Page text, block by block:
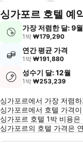
싱가포르 호텔 예
가장 저렴한 달: 9월
1박 ₩179,290
연간 평균 가격
1박 ₩191,880
성수기 달: 12월
1박 ₩253,239
싱가포르에 대한
싱가포르에서 가장 저렴
싱가포르에서 호텔 가격
싱가포르 호텔 1박 비용은
싱가포르의 호텔 가격은